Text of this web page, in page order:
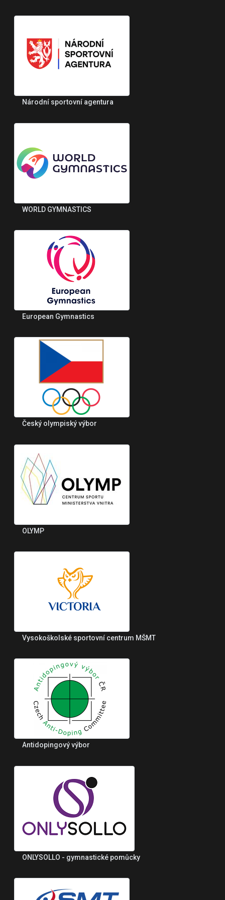
Národní sportovní agentura
WORLD GYMNASTICS
European Gymnastics
Český olympiský výbor
OLYMP
Vysokoškolské sportovní centrum MŠMT
Antidopingový výbor
ONLYSOLLO - gymnastické pomůcky